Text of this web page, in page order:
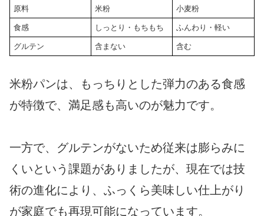
原料 米粉 小麦粉
食感 しっとり・もちもち ふんわり・軽い
グルテン 含まない 含む
米粉パンは、もっちりとした弾力のある食感
が特徴で、満足感も高いのが魅力です。
一方で、グルテンがないため従来は膨らみに
くいという課題がありましたが、現在では技
術の進化により、ふっくら美味しい仕上がり
が家庭でも再現可能になっています。